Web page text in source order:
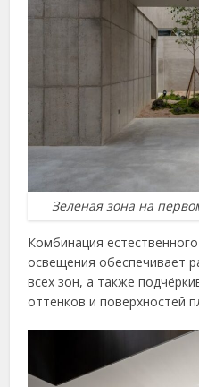
Зеленая зона на
Комбинация
освещения обеспечивает
всех зон, а также
оттенков и поверхностей